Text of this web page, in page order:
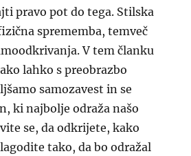
pravo pot do tega. Stilska
sprememba, temveč
V tem članku
lahko s preobrazbo
samozavest in se
ki najbolje odraža našo
se, da odkrijete, kako
tako, da bo odražal